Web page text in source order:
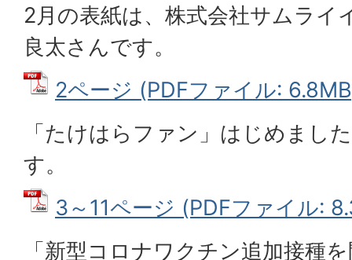
2月の表紙は、株式会社サムライ
良太さんです。
2ページ (PDFファイル:
「たけはらファン」はじめまし
す。
3～11ページ (PDFファイル:
「新型コロナワクチン追加接種